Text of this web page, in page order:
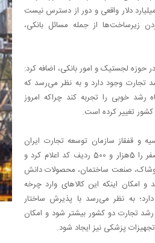
گذاشت و رسیدن به تجارت 6 میلیارد دلار واقعی و دور از دسترس نیست
زیرساخت‌ها از جمله مسائل بانکی،
حوزه لجستیک و امور بانکی، اضافه کرد:
وجود دارد و به نظر می‌رسد که
خوبی را تجربه کند چراکه امروز
کشور تغییر کرده است.
و قفقاز سازمان توسعه تجارت ایران
ردیف کالاهای مشمول تعرفه صفر را 5هزار و 500 ردیف کد اعلام کرد و
صنعت ساختمان، محصولات دانش
امکان اینکه این کالاهای وارد چرخه
به نظر می‌رسد با پذیرش ساختار
رشد تجارت دو کشور بیشتر شود و امکان
پزشکی نیز ایجاد شود.